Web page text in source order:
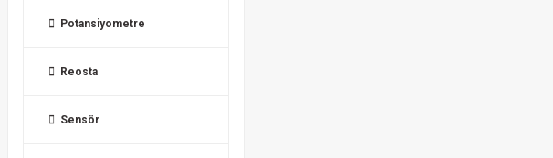
Potansiyometre
Reosta
Sensör